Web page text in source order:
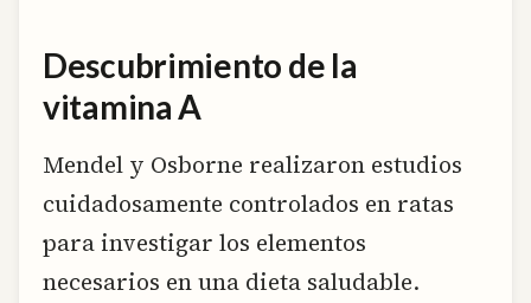
Descubrimiento de la
vitamina A
Mendel y Osborne realizaron estudios
cuidadosamente controlados en ratas
para investigar los elementos
necesarios en una dieta saludable.